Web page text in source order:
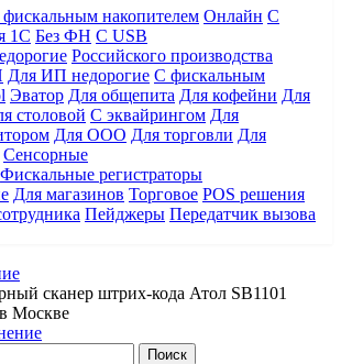
накопителем Онлайн С
1С Без ФН С USB
Российского производства
Для ИП недорогие С фискальным
Эватор Для общепита Для кофейни Для
столовой С эквайрингом Для
Для ООО Для торговли Для
Сенсорные
Фискальные регистраторы
Для магазинов Торговое POS решения
Пейджеры Передатчик вызова
сканер штрих-кода Атол SB1101
Москве